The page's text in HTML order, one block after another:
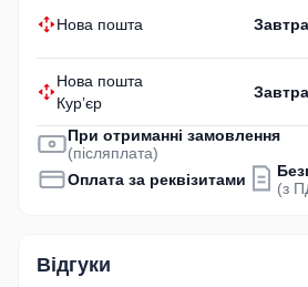
Нова пошта Завтра
Нова пошта
Кур’єр
Завтра
При отриманні замовлення
(післяплата)
Оплата за реквізитами
(з
Відгуки